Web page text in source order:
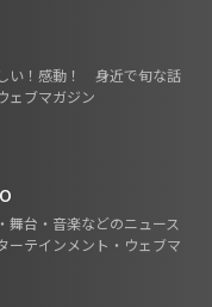
い！感動！ 身近で旬な話
ェブマガジン
舞台・音楽などのニュース
ーテインメント・ウェブマ